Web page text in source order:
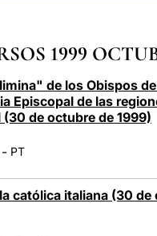
1999
de los Obispos
Episcopal de las
de octubre de 1999)
- PT
católica italiana (30 de